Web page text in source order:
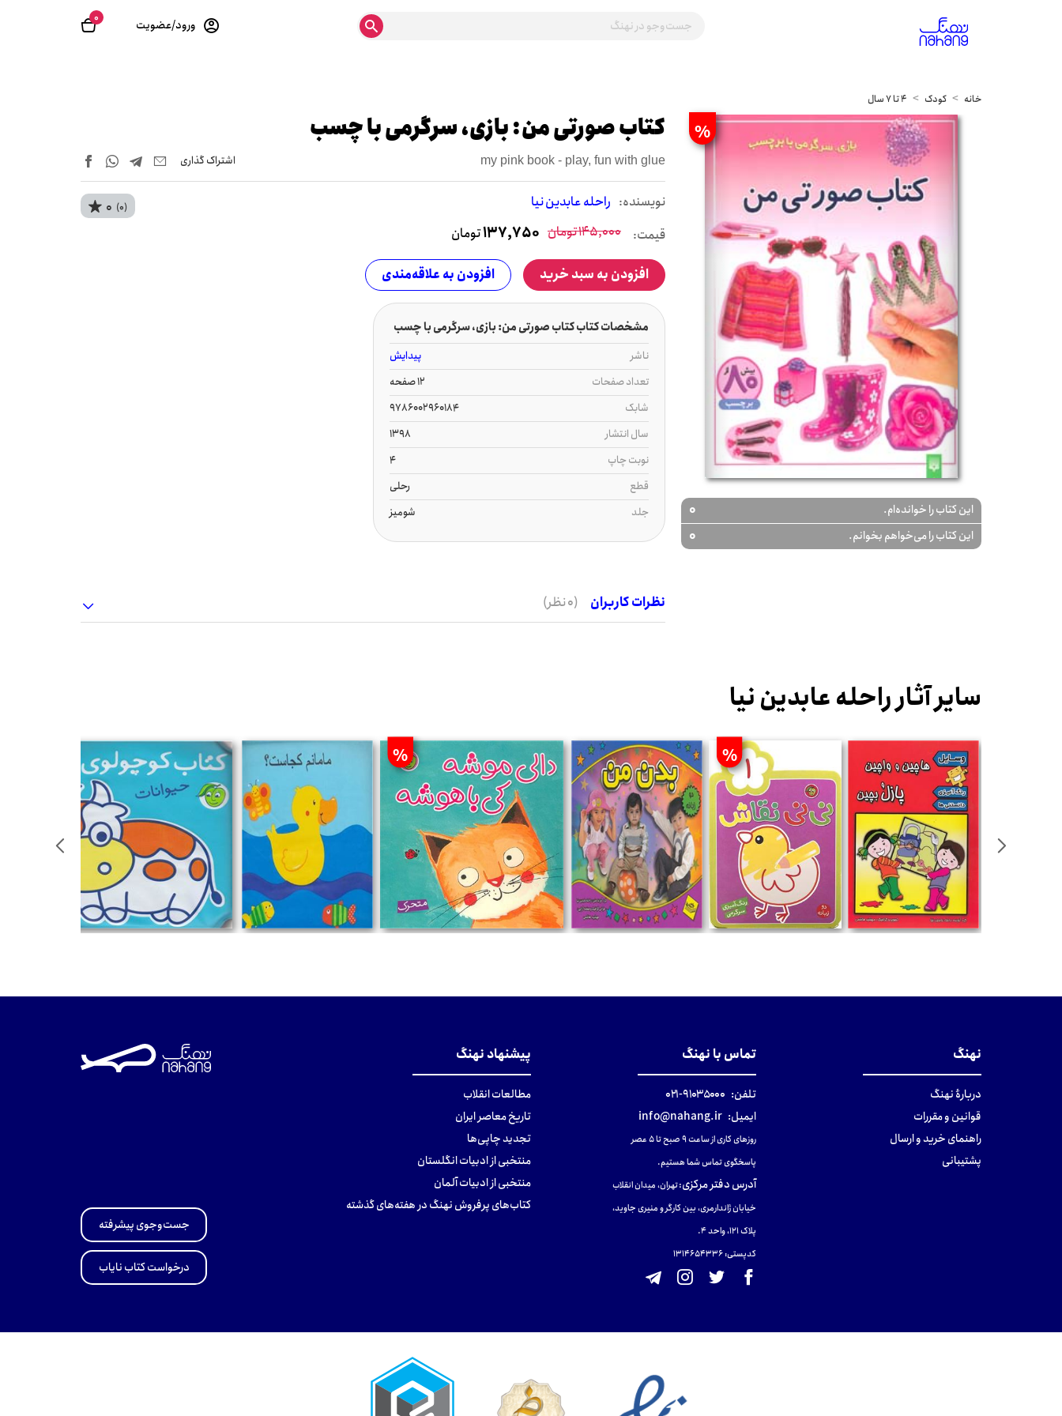
0 ورود/عضویت
خانه کودک 4 تا 7 سال
%
این کتاب را خوانده‌ام. 0
این کتاب را می‌خواهم بخوانم. 0
کتاب صورتی من: بازی، سرگرمی با چسب
my pink book - play, fun with glue اشتراک‌ گذاری
نويسنده: راحله عابدین نیا 0 (0)
قیمت: 145,000تومان 137,750تومان
افزودن به سبد خرید افزودن به علاقه‌مندی
مشخصات کتاب کتاب صورتی من: بازی، سرگرمی با چسب
ناشر
پیدایش
تعداد صفحات
12 صفحه
شابک
9786002960184
سال انتشار
1398
نوبت چاپ
4
قطع
رحلی
جلد
شومیز
نظرات کاربران (0 نظر)
سایر آثار راحله عابدین نیا
%
%
نهنگ
دربارهٔ نهنگ
قوانین و مقررات
راهنمای خرید و ارسال
پشتیبانی
تماس با نهنگ
تلفن: ۹۱۰۳۵۰۰۰-۰۲۱
ایمیل: info@nahang.ir
روزهای کاری از ساعت ۹ صبح تا ۵ عصر
پاسخگوی تماس شما هستیم.
آدرس دفتر مرکزی:تهران، میدان انقلاب
خیابان ژاندارمری، بین کارگر و منیری جاوید،
پلاک 121، واحد ۴.
کدپستی: 131465433۶
پیشنهاد نهنگ
مطالعات انقلاب
تاریخ معاصر ایران
تجدید چاپی‌ها
منتخبی از ادبیات انگلستان
منتخبی از ادبیات آلمان
کتاب‌های پرفروش نهنگ در هفته‌های گذشته
جست‌وجوی پیشرفته
درخواست کتاب نایاب